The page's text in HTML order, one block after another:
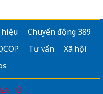
Chuyển động 389
Tư vấn
Xã hội